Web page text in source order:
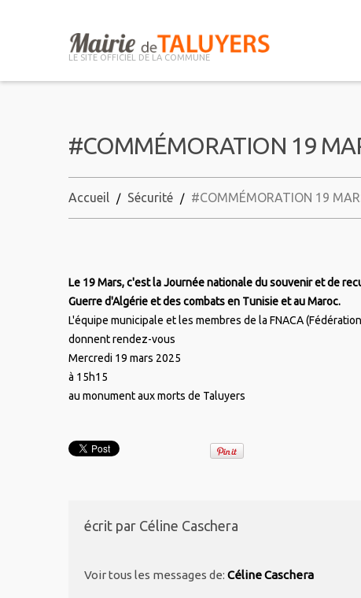
LE SITE OFFICIEL DE LA COMMUNE
#COMMÉMORATION 19
Accueil Sécurité #COMMÉMORATION 19
Le 19 Mars, c'est la Journée nationale du souvenir et de
Guerre d'Algérie et des combats en Tunisie et au Maroc.
L'équipe municipale et les membres de la FNACA
donnent rendez-vous
Mercredi 19 mars 2025
à 15h15
au monument aux morts de Taluyers
écrit par Céline Caschera
Voir tous les messages de: Céline Caschera